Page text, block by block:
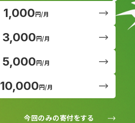
1,000円/月
3,000円/月
5,000円/月
10,000円/月
今回のみの寄付をする